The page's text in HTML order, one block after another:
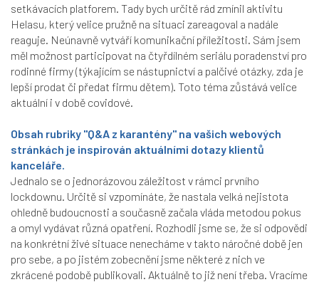
setkávacích platforem. Tady bych určitě rád zmínil aktivitu
Helasu, který velice pružně na situaci zareagoval a nadále
reaguje. Neúnavně vytváří komunikační příležitosti. Sám jsem
měl možnost participovat na čtyřdílném seriálu poradenství pro
rodinné firmy (týkajícím se nástupnictví a palčivé otázky, zda je
lepší prodat či předat firmu dětem). Toto téma zůstává velice
aktuální i v době covidové.
Obsah rubriky "Q&A z karantény" na vašich webových
stránkách je inspirován aktuálními dotazy klientů
kanceláře.
Jednalo se o jednorázovou záležitost v rámci prvního
lockdownu. Určitě si vzpomínáte, že nastala velká nejistota
ohledně budoucnosti a současně začala vláda metodou pokus
a omyl vydávat různá opatření. Rozhodli jsme se, že si odpovědi
na konkrétní živé situace nenecháme v takto náročné době jen
pro sebe, a po jistém zobecnění jsme některé z nich ve
zkrácené podobě publikovali. Aktuálně to již není třeba. Vracíme